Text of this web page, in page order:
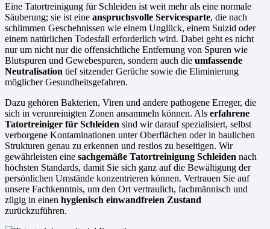
Eine Tatortreinigung für Schleiden ist weit mehr als eine normale
Säuberung; sie ist eine anspruchsvolle Servicesparte, die nach
schlimmen Geschehnissen wie einem Unglück, einem Suizid oder
einem natürlichen Todesfall erforderlich wird. Dabei geht es nicht
nur um nicht nur die offensichtliche Entfernung von Spuren wie
Blutspuren und Gewebespuren, sondern auch die umfassende
Neutralisation tief sitzender Gerüche sowie die Eliminierung
möglicher Gesundheitsgefahren.
Dazu gehören Bakterien, Viren und andere pathogene Erreger, die
sich in verunreinigten Zonen ansammeln können. Als erfahrene
Tatortreiniger für Schleiden sind wir darauf spezialisiert, selbst
verborgene Kontaminationen unter Oberflächen oder in baulichen
Strukturen genau zu erkennen und restlos zu beseitigen. Wir
gewährleisten eine sachgemäße Tatortreinigung Schleiden nach
höchsten Standards, damit Sie sich ganz auf die Bewältigung der
persönlichen Umstände konzentrieren können. Vertrauen Sie auf
unsere Fachkenntnis, um den Ort vertraulich, fachmännisch und
zügig in einen hygienisch einwandfreien Zustand
zurückzuführen.